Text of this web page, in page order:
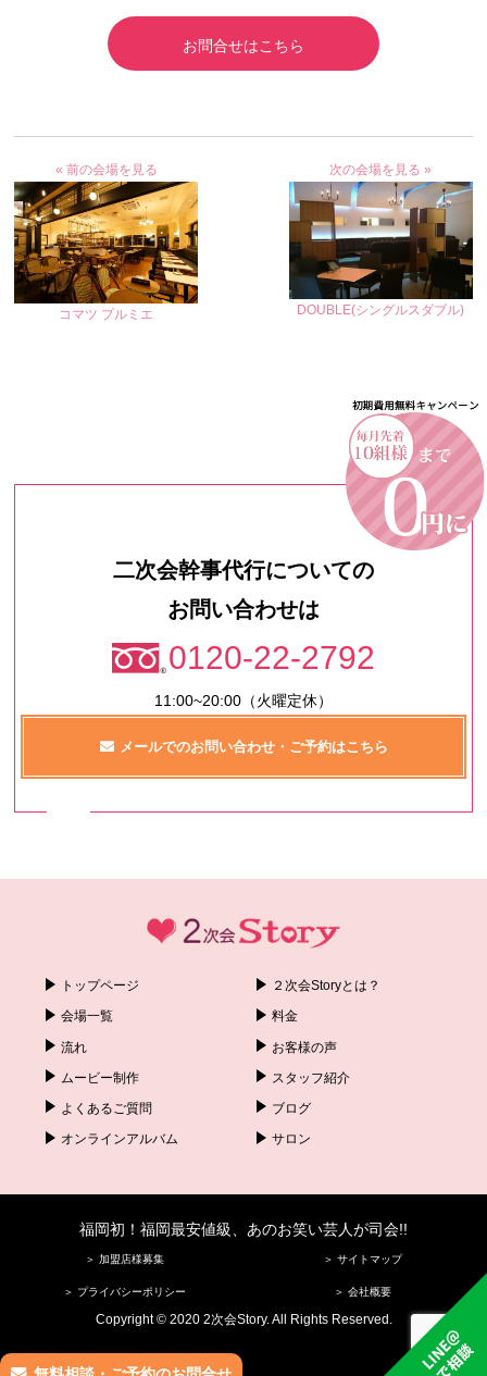
お問合せはこちら
« 前の会場を見る
コマツ プルミエ
次の会場を見る »
DOUBLE(シングルスダブル)
二次会幹事代行についての
お問い合わせは
0120-22-2792
11:00~20:00（火曜定休）
メールでのお問い合わせ・ご予約はこちら
トップページ ２次会Storyとは？
会場一覧 料金
流れ お客様の声
ムービー制作 スタッフ紹介
よくあるご質問 ブログ
オンラインアルバム サロン
福岡初！福岡最安値級、あのお笑い芸人が司会!!
＞ 加盟店様募集 ＞ サイトマップ
＞ プライバシーポリシー ＞ 会社概要
Copyright © 2020 2次会Story. All Rights Reserved.